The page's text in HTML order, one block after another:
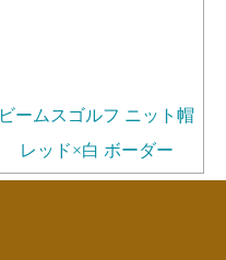
ビームスゴルフ ニット帽
レッド×白 ボーダー